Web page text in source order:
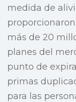
medida de
más de 20
planes del
punto de
primas
para las